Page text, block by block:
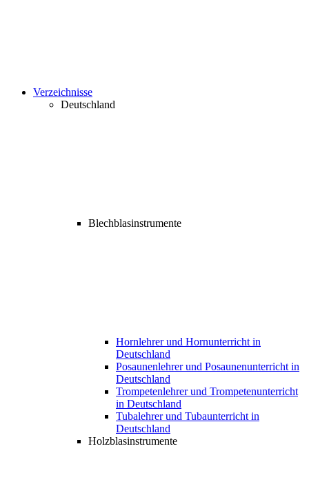
Verzeichnisse
Deutschland
Blechblasinstrumente
Hornlehrer und Hornunterricht in
Deutschland
Posaunenlehrer und Posaunenunterricht in
Deutschland
Trompetenlehrer und Trompetenunterricht
in Deutschland
Tubalehrer und Tubaunterricht in
Deutschland
Holzblasinstrumente